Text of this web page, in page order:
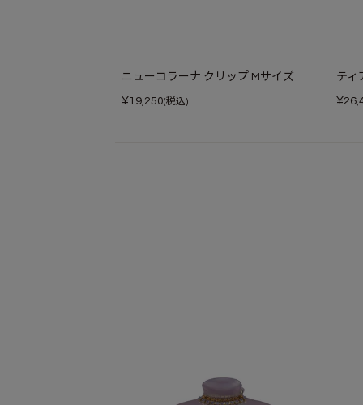
ニューコラーナ クリップ Mサイズ
¥19,250(税込)
ティ
¥